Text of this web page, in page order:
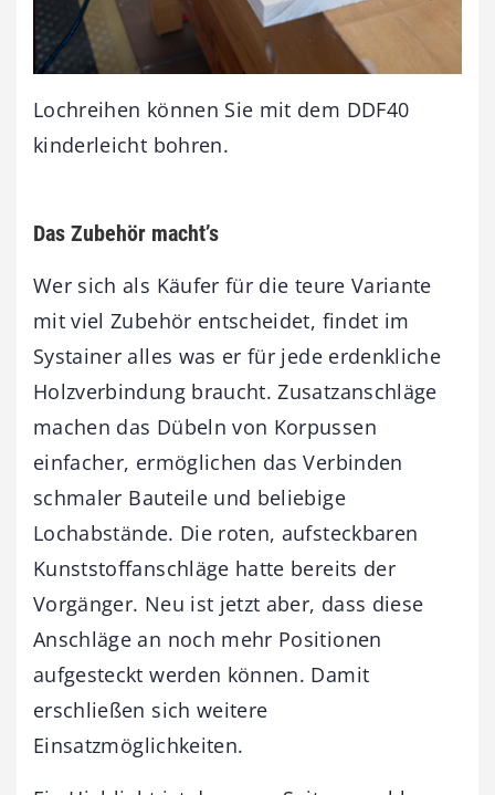
Lochreihen können Sie mit dem DDF40
kinderleicht bohren.
Das Zubehör macht’s
Wer sich als Käufer für die teure Variante
mit viel Zubehör entscheidet, findet im
Systainer alles was er für jede erdenkliche
Holzverbindung braucht. Zusatzanschläge
machen das Dübeln von Korpussen
einfacher, ermöglichen das Verbinden
schmaler Bauteile und beliebige
Lochabstände. Die roten, aufsteckbaren
Kunststoffanschläge hatte bereits der
Vorgänger. Neu ist jetzt aber, dass diese
Anschläge an noch mehr Positionen
aufgesteckt werden können. Damit
erschließen sich weitere
Einsatzmöglichkeiten.